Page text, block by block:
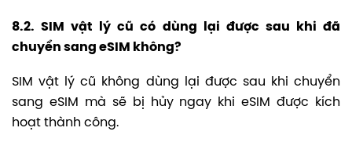
8.2. SIM vật lý cũ có dùng lại được sau khi đã
chuyển sang eSIM không?
SIM vật lý cũ không dùng lại được sau khi chuyển
sang eSIM mà sẽ bị hủy ngay khi eSIM được kích
hoạt thành công.